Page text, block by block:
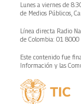
Lunes a viernes de
de Medios Públicos,
Línea directa Radio
de Colombia: 01
Este contenido fue
Información y las